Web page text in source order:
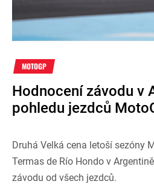
MOTOGP
Hodnocení závodu v
pohledu jezdců
Druhá Velká cena letoší sezóny
Termas de Río Hondo v
závodu od všech jezdců.